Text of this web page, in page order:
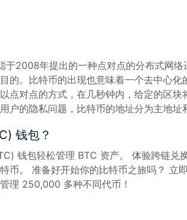
2008年提出的一种点对点的分布式网
的。比特币的出现也意味着一个去中心
点对点的方式，在几秒钟内，给定的区
户的隐私问题，比特币的地址分为主地址
钱包？
钱包轻松管理 BTC 资产。 体验跨链
币。 准备好开始你的比特币之旅吗？
理 250,000 多种不同代币！